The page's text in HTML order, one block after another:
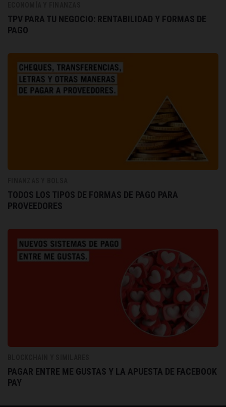
TPV PARA TU NEGOCIO: RENTABILIDAD Y FORMAS DE
PAGO
TODOS LOS TIPOS DE FORMAS DE PAGO PARA
PROVEEDORES
PAGAR ENTRE ME GUSTAS Y LA APUESTA DE FACEBOOK
PAY